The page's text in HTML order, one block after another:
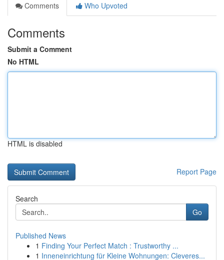
Comments
Who Upvoted
Comments
Submit a Comment
No HTML
HTML is disabled
Report Page
Search
Go
Published News
1 Finding Your Perfect Match : Trustworthy ...
1 Inneneinrichtung für Kleine Wohnungen: Cleveres...